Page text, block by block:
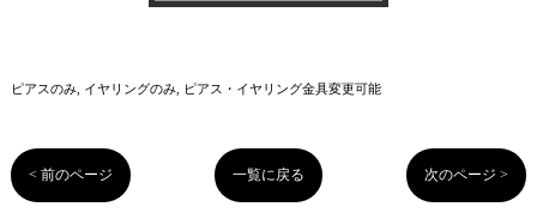
ピアスのみ イヤリングのみ ピアス・イヤリング金具変更可能
< 前のページ 一覧に戻る 次のページ >